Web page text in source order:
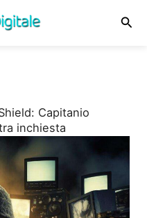
Capitanio
inchiesta